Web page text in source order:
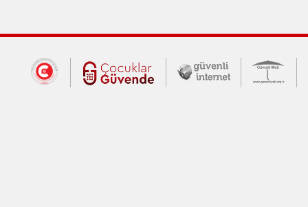
Dış Bağlantılar
Cumhurbaşkanlığı İletişim Merkezi
Çocuklar Güvende (yeni
Güvenli